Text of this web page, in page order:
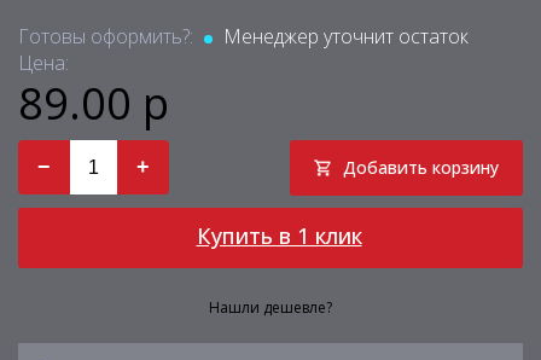
Готовы оформить?:
Менеджер уточнит остаток
Цена:
89.00 р
− + Добавить корзину
Купить в 1 клик
Нашли дешевле?